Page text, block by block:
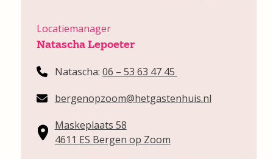
Locatiemanager
Natascha Lepoeter
Natascha: 06 – 53 63 47 45
bergenopzoom@hetgastenhuis.nl
Maskeplaats 58
4611 ES Bergen op Zoom